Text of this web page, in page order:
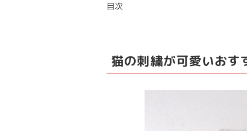
目次
猫の刺繍が可愛いおす